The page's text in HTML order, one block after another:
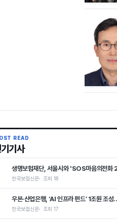
READ
기사
생명보험재단, 서울시와 'SOS마음의전화
한국보험신문 조회 18
우본·산업은행, ‘AI 인프라 펀드’ 1조원 조
한국보험신문 조회 17